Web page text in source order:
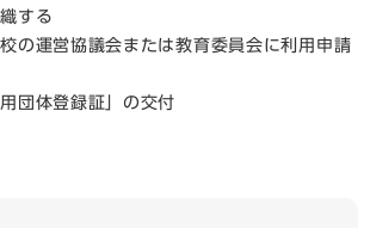
する
の運営協議会または教育委員会に利用申請
用団体登録証」の交付